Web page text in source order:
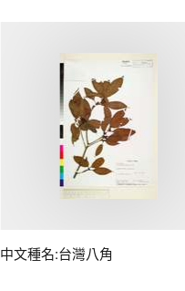
中文種名:台灣八角